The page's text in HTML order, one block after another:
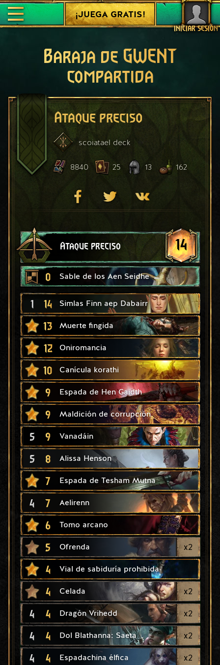
INICIAR SESIÓN
¡JUEGA GRATIS!
Baraja de GWENT
compartida
Ataque preciso
scoiatael deck
8840 25 13 162
Ataque preciso 14
0 Sable de los Aen Seidhe
1 14 Simlas Finn aep Dabairr
13 Muerte fingida
12 Oniromancia
10 Canícula korathi
9 Espada de Hen Gaidth
9 Maldición de corrupción
5 9 Vanadáin
5 8 Alissa Henson
7 Espada de Tesham Mutna
4 7 Aelirenn
6 Tomo arcano
5 Ofrenda x2
4 Vial de sabiduría prohibida
4 Celada x2
4 4 Dragón Vrihedd x2
4 4 Dol Blathanna: Saeta x2
4 4 Espadachina élfica x2